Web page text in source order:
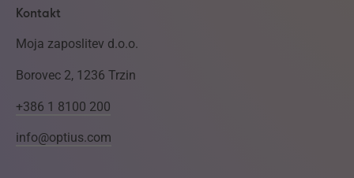
Kontakt
Moja zaposlitev d.o.o.
Borovec 2, 1236 Trzin
+386 1 8100 200
info@optius.com